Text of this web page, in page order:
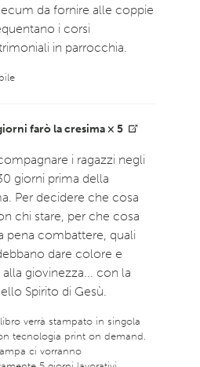
da fornire alle coppie
i corsi
in parrocchia.
farò la cresima × 5
i ragazzi negli
giorni prima della
Per decidere che cosa
chi stare, per che cosa
pena combattere, quali
dare colore e
alla giovinezza... con la
Spirito di Gesù.
verrà stampato in singola
tecnologia print on demand.
ci vorranno